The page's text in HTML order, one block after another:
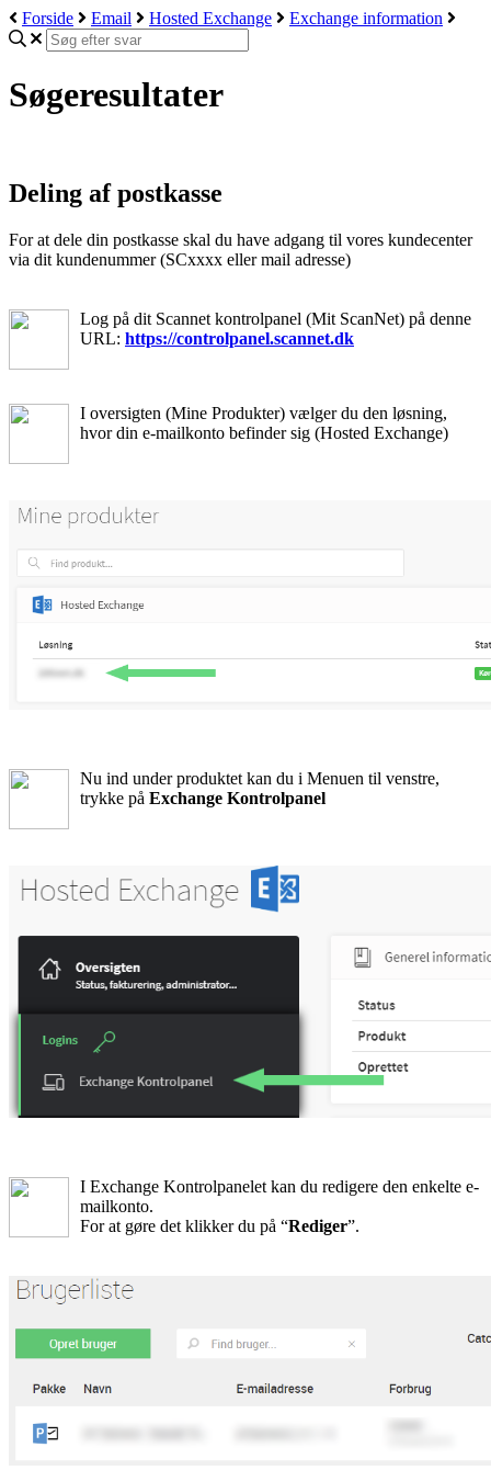
Forside Email Hosted Exchange Exchange information
Søgeresultater
Deling af postkasse
For at dele din postkasse skal du have adgang til vores kundecenter
via dit kundenummer (SCxxxx eller mail adresse)
Log på dit Scannet kontrolpanel (Mit ScanNet) på denne
URL: https://controlpanel.scannet.dk
I oversigten (Mine Produkter) vælger du den løsning,
hvor din e-mailkonto befinder sig (Hosted Exchange)
Nu ind under produktet kan du i Menuen til venstre,
trykke på Exchange Kontrolpanel
I Exchange Kontrolpanelet kan du redigere den enkelte e-
mailkonto.
For at gøre det klikker du på “Rediger”.